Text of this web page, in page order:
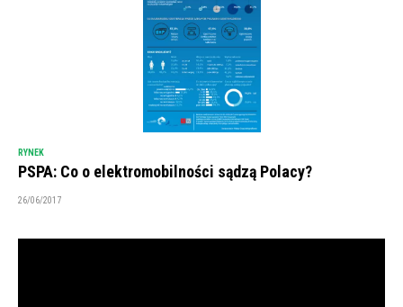
RYNEK
PSPA: Co o elektromobilności sądzą Polacy?
26/06/2017